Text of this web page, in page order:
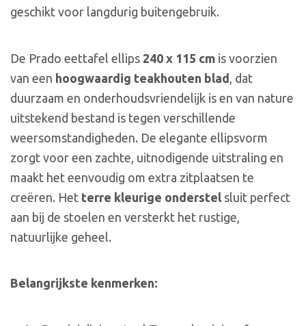
geschikt voor langdurig buitengebruik.
De Prado eettafel ellips 240 x 115 cm is voorzien
van een hoogwaardig teakhouten blad , dat
duurzaam en onderhoudsvriendelijk is en van nature
uitstekend bestand is tegen verschillende
weersomstandigheden. De elegante ellipsvorm
zorgt voor een zachte, uitnodigende uitstraling en
maakt het eenvoudig om extra zitplaatsen te
creëren. Het terre kleurige onderstel sluit perfect
aan bij de stoelen en versterkt het rustige,
natuurlijke geheel.
Belangrijkste kenmerken: